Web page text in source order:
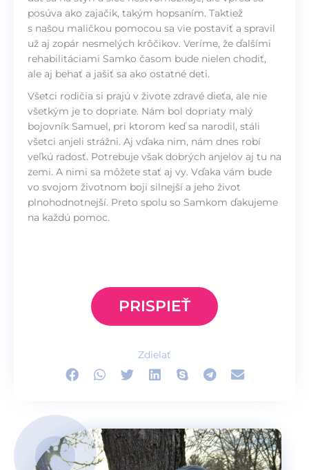
posúva ako zajačik, takým hopsaním. Taktiež
s našou maličkou pomocou sa vie postaviť a spravil
už aj zopár nesmelých krôčikov. Veríme, že ďalšími
rehabilitáciami Samko časom bude nielen chodiť,
ale aj behať a jašiť sa ako ostatné deti.
Všetci rodičia si prajú v živote zdravé dieťa, ale nie
všetkým je to dopriate. Nám bol dopriaty malý
bojovník Samuel, pri ktorom keď sa narodil, stáli
všetci anjeli strážni. Aj vďaka nim, nám dnes robí
veľkú radosť. Potrebuje však dobrých anjelov aj tu na
zemi. A nimi sa môžete stať aj vy. Vďaka vám bude
vo svojom životnom boji silnejší a jeho život
plnohodnotnejší. Preto spolu so Samkom ďakujeme
na každú pomoc.
PRISPIEŤ
Zdielať